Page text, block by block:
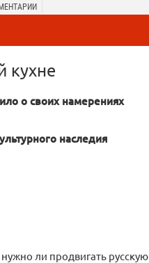
кухне
о своих намерениях
наследия
ли продвигать русскую